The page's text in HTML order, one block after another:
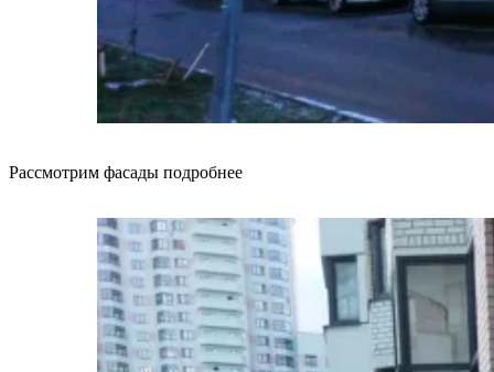
Рассмотрим фасады подробнее